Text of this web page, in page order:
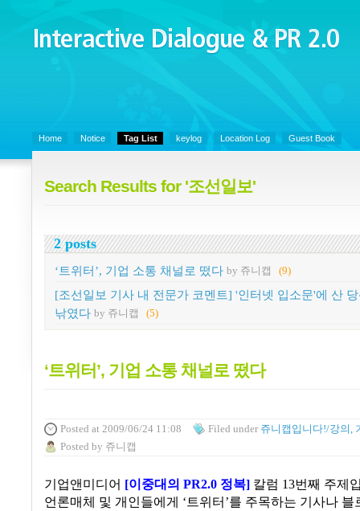
Interactive Dialogue &
PR 2.0
Home Notice Tag List keylog Location Log Guest Book
Search Results for '조선일보'
2 posts
‘트위터’, 기업 소통 채널로 떴다 by 쥬니캡 (9)
[조선일보 기사 내 전문가 코멘트] '인터넷 입소문'에 산
낚였다 by 쥬니캡 (5)
‘트위터’, 기업 소통 채널로 떴다
Posted at 2009/06/24 11:08 Filed under 쥬니캡입니다!/강의,
Posted by 쥬니캡
기업앤미디어 [이중대의 PR2.0 정복] 칼럼 13번째 주제
언론매체 및 개인들에게 ‘트위터 ’를 주목하는 기사나 블